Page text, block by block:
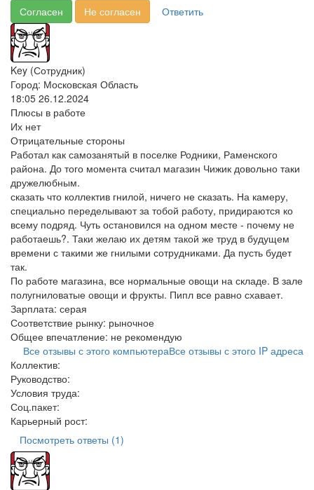
Согласен
Не согласен Ответить
Key (Сотрудник)
Город: Московская Область
18:05 26.12.2024
Плюсы в работе
Их нет
Отрицательные стороны
Работал как самозанятый в поселке Родники, Раменского
района. До того момента считал магазин Чижик довольно таки
дружелюбным.
сказать что коллектив гнилой, ничего не сказать. На камеру,
специально переделывают за тобой работу, придираются ко
всему подряд. Чуть остановился на одном месте - почему не
работаешь?. Таки желаю их детям такой же труд в будущем
времени с такими же гнилыми сотрудниками. Да пусть будет
так.
По работе магазина, все нормальные овощи на складе. В зале
полугниловатые овощи и фрукты. Пипл все равно схавает.
Зарплата: серая
Соответствие рынку: рыночное
Общее впечатление: не рекомендую
Все отзывы с этого IP адреса
Все отзывы с этого компьютера
Коллектив:
Руководство:
Условия труда:
Соц.пакет:
Карьерный рост:
Посмотреть ответы (1)